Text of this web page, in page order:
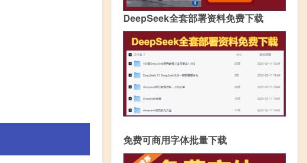
DeepSeek全套部署资料免费下载
免费可商用字体批量下载